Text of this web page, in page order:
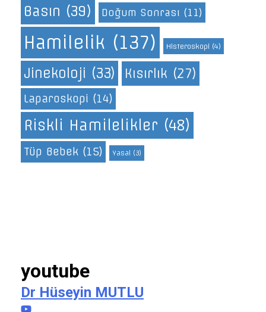
Basın (39) Doğum Sonrası (11)
Hamilelik (137) Histeroskopi (4)
Jinekoloji (33) Kısırlık (27)
Laparoskopi (14)
Riskli Hamilelikler (48)
Tüp Bebek (15) Yasal (3)
youtube
Dr Hüseyin MUTLU